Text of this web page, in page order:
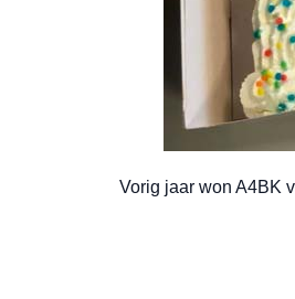
Vorig jaar won A4BK